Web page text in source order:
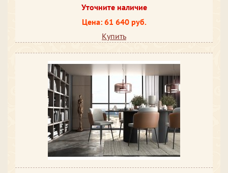
Уточните наличие
Цена: 61 640 руб.
Купить